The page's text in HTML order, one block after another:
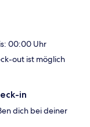
00:00 Uhr
out ist möglich
in
dich bei deiner